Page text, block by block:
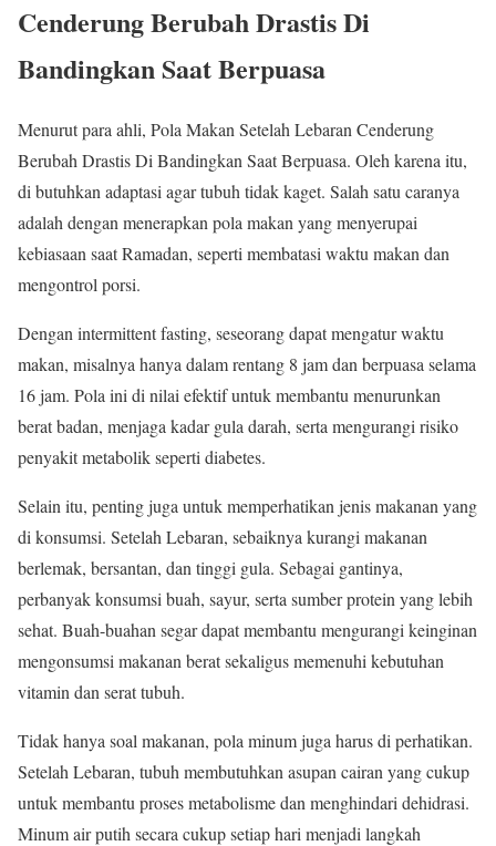
Cenderung Berubah Drastis Di
Bandingkan Saat Berpuasa
Menurut para ahli, Pola Makan Setelah Lebaran Cenderung
Berubah Drastis Di Bandingkan Saat Berpuasa. Oleh karena itu,
di butuhkan adaptasi agar tubuh tidak kaget. Salah satu caranya
adalah dengan menerapkan pola makan yang menyerupai
kebiasaan saat Ramadan, seperti membatasi waktu makan dan
mengontrol porsi.
Dengan intermittent fasting, seseorang dapat mengatur waktu
makan, misalnya hanya dalam rentang 8 jam dan berpuasa selama
16 jam. Pola ini di nilai efektif untuk membantu menurunkan
berat badan, menjaga kadar gula darah, serta mengurangi risiko
penyakit metabolik seperti diabetes.
Selain itu, penting juga untuk memperhatikan jenis makanan yang
di konsumsi. Setelah Lebaran, sebaiknya kurangi makanan
berlemak, bersantan, dan tinggi gula. Sebagai gantinya,
perbanyak konsumsi buah, sayur, serta sumber protein yang lebih
sehat. Buah-buahan segar dapat membantu mengurangi keinginan
mengonsumsi makanan berat sekaligus memenuhi kebutuhan
vitamin dan serat tubuh.
Tidak hanya soal makanan, pola minum juga harus di perhatikan.
Setelah Lebaran, tubuh membutuhkan asupan cairan yang cukup
untuk membantu proses metabolisme dan menghindari dehidrasi.
Minum air putih secara cukup setiap hari menjadi langkah